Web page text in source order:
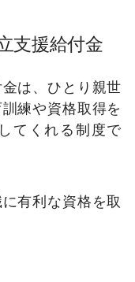
支援給付金
は、ひとり親世
練や資格取得を
てくれる制度で
有利な資格を取